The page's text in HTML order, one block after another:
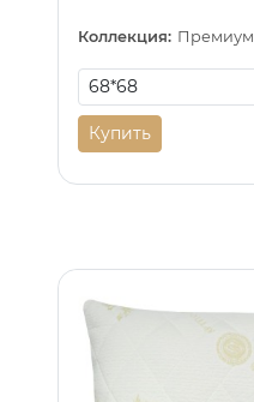
Коллекция: Премиум
Купить